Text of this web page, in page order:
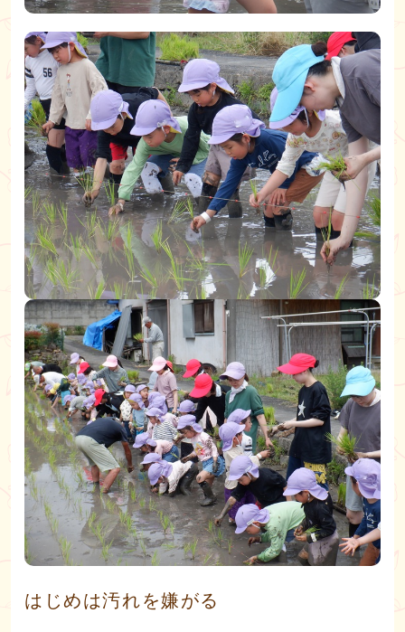
はじめは汚れを嫌がる